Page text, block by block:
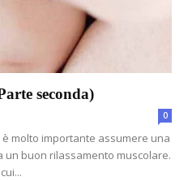
seconda)
0
è molto importante assumere una
un buon rilassamento muscolare.